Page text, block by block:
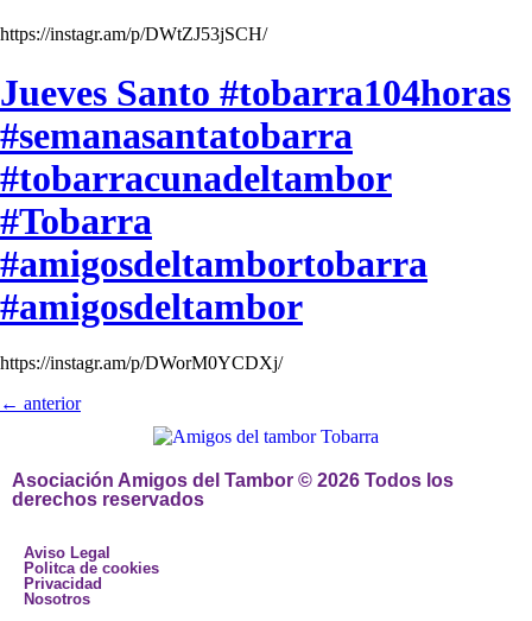
https://instagr.am/p/DWtZJ53jSCH/
Jueves Santo #tobarra104horas
#semanasantatobarra
#tobarracunadeltambor
#Tobarra
#amigosdeltambortobarra
#amigosdeltambor
https://instagr.am/p/DWorM0YCDXj/
← anterior
Asociación Amigos del Tambor © 2026 Todos los
derechos reservados
Aviso Legal
Politca de cookies
Privacidad
Nosotros